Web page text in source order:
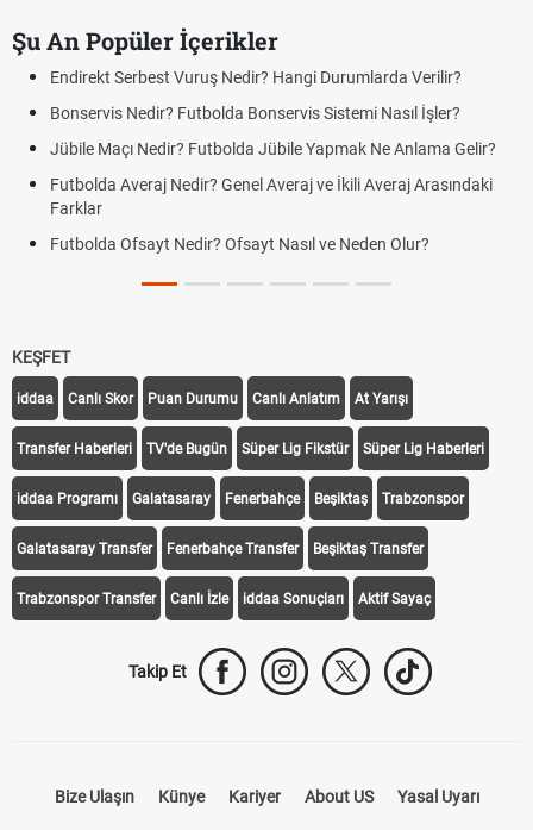
Şu An Popüler İçerikler
Endirekt Serbest Vuruş Nedir? Hangi Durumlarda Verilir?
Bonservis Nedir? Futbolda Bonservis Sistemi Nasıl İşler?
Jübile Maçı Nedir? Futbolda Jübile Yapmak Ne Anlama Gelir?
Futbolda Averaj Nedir? Genel Averaj ve İkili Averaj Arasındaki
Farklar
Futbolda Ofsayt Nedir? Ofsayt Nasıl ve Neden Olur?
KEŞFET
iddaa Canlı Skor Puan Durumu Canlı Anlatım At Yarışı
Transfer Haberleri TV'de Bugün Süper Lig Fikstür Süper Lig Haberleri
iddaa Programı Galatasaray Fenerbahçe Beşiktaş Trabzonspor
Galatasaray Transfer Fenerbahçe Transfer Beşiktaş Transfer
Trabzonspor Transfer Canlı İzle iddaa Sonuçları Aktif Sayaç
Takip Et
Bize Ulaşın Künye Kariyer About US Yasal Uyarı